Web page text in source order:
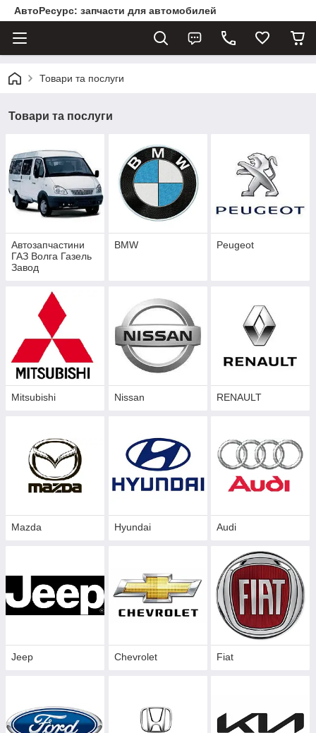
АвтоРесурс: запчасти для автомобилей
Товари та послуги
Товари та послуги
Автозапчастини
ГАЗ Волга Газель
Завод
BMW Peugeot
Mitsubishi Nissan RENAULT
Mazda Hyundai Audi
Jeep Chevrolet Fiat